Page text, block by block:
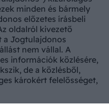
minden és bármely
előzetes írásbeli
oldalról kivezető
a Jogtulajdonos
nem vállal. A
információk közlésére,
de a közlésből,
károkért felelősséget,